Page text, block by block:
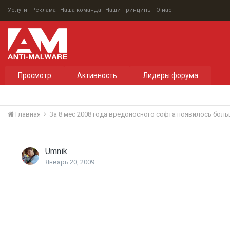
Услуги Реклама Наша команда Наши принципы О нас
Просмотр Активность Лидеры форума
Главная
Umnik
Январь 20, 2009